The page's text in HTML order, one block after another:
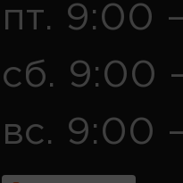
пт. 9:00
сб. 9:00
вс. 9:00